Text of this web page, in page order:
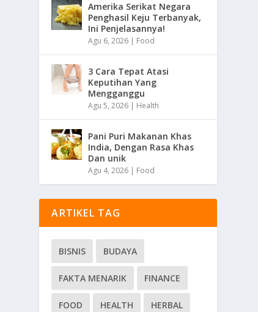
Amerika Serikat Negara
Penghasil Keju Terbanyak,
Ini Penjelasannya!
Agu 6, 2026 | Food
3 Cara Tepat Atasi
Keputihan Yang
Mengganggu
Agu 5, 2026 | Health
Pani Puri Makanan Khas
India, Dengan Rasa Khas
Dan unik
Agu 4, 2026 | Food
ARTIKEL TAG
BISNIS BUDAYA
FAKTA MENARIK FINANCE
FOOD HEALTH HERBAL